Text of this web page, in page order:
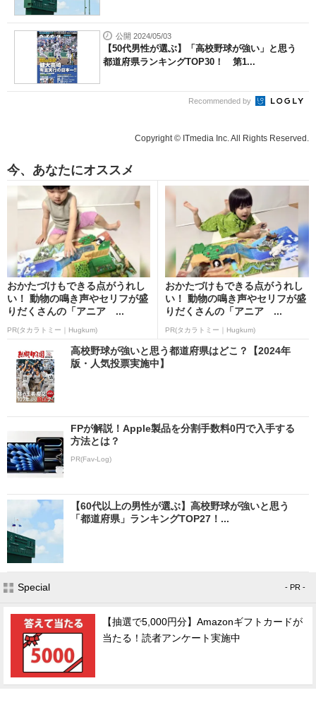
公開 2024/05/03
【50代男性が選ぶ】「高校野球が強い」と思う
都道府県ランキングTOP30！ 第1...
Recommended by
Copyright © ITmedia Inc. All Rights Reserved.
今、あなたにオススメ
おかたづけもできる点がうれし
い！ 動物の鳴き声やセリフが盛
りだくさんの「アニア ...
PR(タカラトミー｜Hugkum)
おかたづけもできる点がうれし
い！ 動物の鳴き声やセリフが盛
りだくさんの「アニア ...
PR(タカラトミー｜Hugkum)
高校野球が強いと思う都道府県はどこ？【2024年
版・人気投票実施中】
FPが解説！Apple製品を分割手数料0円で入手する
方法とは？
PR(Fav-Log)
【60代以上の男性が選ぶ】高校野球が強いと思う
「都道府県」ランキングTOP27！...
Special - PR -
【抽選で5,000円分】Amazonギフトカードが
当たる！読者アンケート実施中